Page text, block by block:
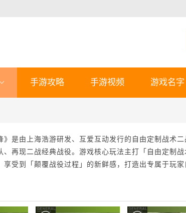
手游攻略 手游视频 游戏名字
》是由上海浩游研发、互爱互动发行的自由定制战术
、再现二战经典战役。游戏核心玩法主打「自由定制
享受到「颠覆战役过程」的新鲜感，打造出专属于玩家